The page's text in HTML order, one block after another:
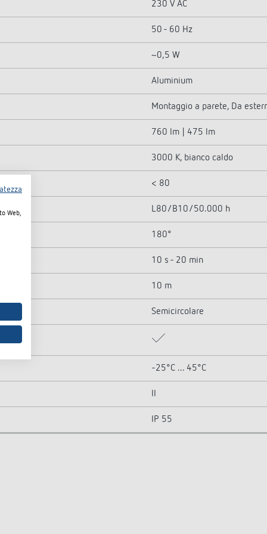
230 V AC
50 - 60 Hz
~0,5 W
Aluminium
Montaggio a parete, Da
760 lm | 475 lm
3000 K, bianco caldo
< 80
L80/B10/50.000 h
180°
10 s - 20 min
10 m
Semicircolare
-25°C ... 45°C
IP 55
Web,